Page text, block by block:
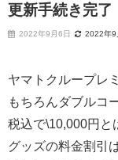
更新手続き完了
2022年9月6日 2022年9
ヤマトクループレ
もちろんダブルコ
税込で\10,000円と
グッズの料金割引